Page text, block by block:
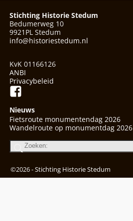
Stichting Historie Stedum
Bedumerweg 10
9921PL Stedum
info@historiestedum.nl
KvK 01166126
ANBI
Privacybeleid
Nieuws
Fietsroute monumentendag 2026
Wandelroute op monumentdag 2026
©2026 -Stichting Historie Stedum